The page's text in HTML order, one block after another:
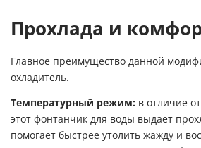
Прохлада и
Главное преимущество данной
охладитель.
Температурный режим: в отличие
этот фонтанчик для воды выдает
помогает быстрее утолить жажду и